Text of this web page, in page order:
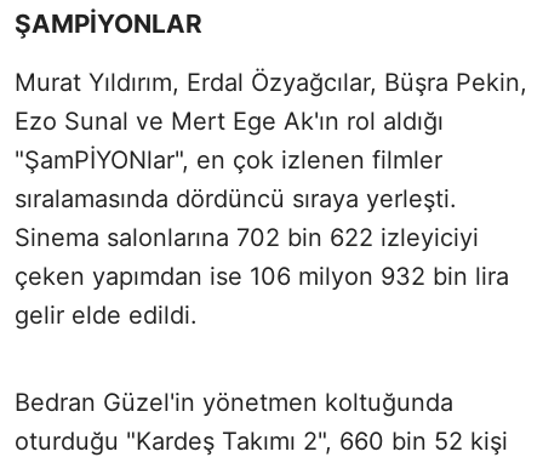
ŞAMPİYONLAR
Murat Yıldırım, Erdal Özyağcılar, Büşra Pekin,
Ezo Sunal ve Mert Ege Ak'ın rol aldığı
"ŞamPİYONlar", en çok izlenen filmler
sıralamasında dördüncü sıraya yerleşti.
Sinema salonlarına 702 bin 622 izleyiciyi
çeken yapımdan ise 106 milyon 932 bin lira
gelir elde edildi.
Bedran Güzel'in yönetmen koltuğunda
oturduğu "Kardeş Takımı 2", 660 bin 52 kişi